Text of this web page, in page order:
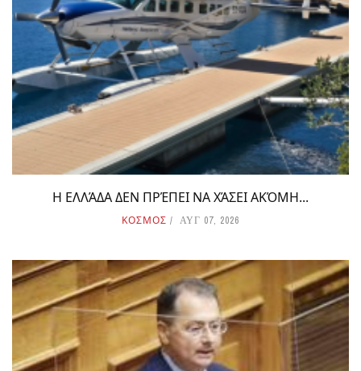
Η ΕΛΛΆΔΑ ΔΕΝ ΠΡΈΠΕΙ ΝΑ ΧΆΣΕΙ ΑΚΌΜΗ...
ΚΟΣΜΟΣ ΑΥΓ 07, 2026